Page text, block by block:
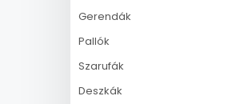
Gerendák
Pallók
Szarufák
Deszkák